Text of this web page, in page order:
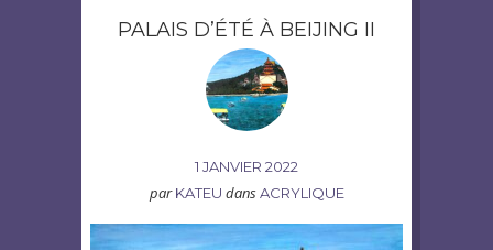
PALAIS D’ÉTÉ À BEIJING II
1 JANVIER 2022
parKATEU dansACRYLIQUE